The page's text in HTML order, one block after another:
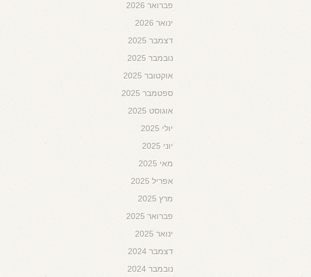
פברואר 2026
ינואר 2026
דצמבר 2025
נובמבר 2025
אוקטובר 2025
ספטמבר 2025
אוגוסט 2025
יולי 2025
יוני 2025
מאי 2025
אפריל 2025
מרץ 2025
פברואר 2025
ינואר 2025
דצמבר 2024
נובמבר 2024